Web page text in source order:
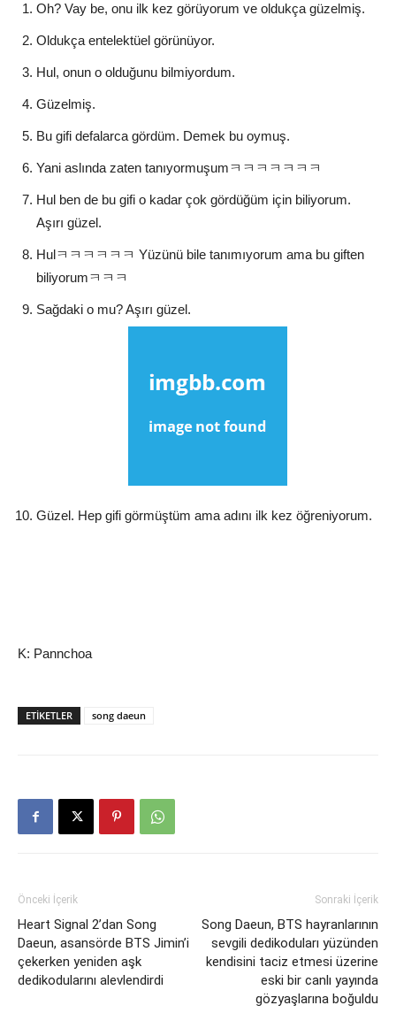
Oh? Vay be, onu ilk kez görüyorum ve oldukça güzelmiş.
Oldukça entelektüel görünüyor.
Hul, onun o olduğunu bilmiyordum.
Güzelmiş.
Bu gifi defalarca gördüm. Demek bu oymuş.
Yani aslında zaten tanıyormuşumㅋㅋㅋㅋㅋㅋㅋ
Hul ben de bu gifi o kadar çok gördüğüm için biliyorum.
Aşırı güzel.
Hulㅋㅋㅋㅋㅋㅋ Yüzünü bile tanımıyorum ama bu giften
biliyorumㅋㅋㅋ
Sağdaki o mu? Aşırı güzel.
Güzel. Hep gifi görmüştüm ama adını ilk kez öğreniyorum.
K: Pannchoa
ETIKETLER song daeun
Önceki İçerik
Heart Signal 2’dan Song
Daeun, asansörde BTS Jimin’i
çekerken yeniden aşk
dedikodularını alevlendirdi
Sonraki İçerik
Song Daeun, BTS hayranlarının
sevgili dedikoduları yüzünden
kendisini taciz etmesi üzerine
eski bir canlı yayında
gözyaşlarına boğuldu